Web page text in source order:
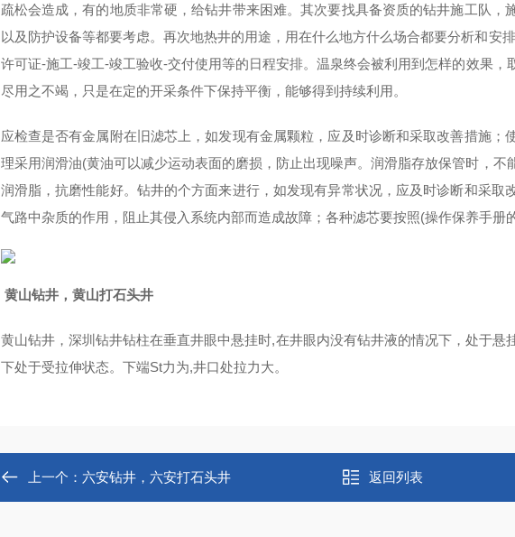
疏松会造成，有的地质非常硬，给钻井带来困难。其次要找具备资质的钻井施工队，
以及防护设备等都要考虑。再次地热井的用途，用在什么地方什么场合都要分析和安
许可证-施工-竣工-竣工验收-交付使用等的日程安排。温泉终会被利用到怎样的效果，
尽用之不竭，只是在定的开采条件下保持平衡，能够得到持续利用。
应检查是否有金属附在旧滤芯上，如发现有金属颗粒，应及时诊断和采取改善措施；
理采用润滑油(黄油可以减少运动表面的磨损，防止出现噪声。润滑脂存放保管时，不
润滑脂，抗磨性能好。钻井的个方面来进行，如发现有异常状况，应及时诊断和采取
气路中杂质的作用，阻止其侵入系统内部而造成故障；各种滤芯要按照(操作保养手册
黄山钻井，黄山打石头井
黄山钻井，深圳钻井钻柱在垂直井眼中悬挂时,在井眼内没有钻井液的情况下，处于悬
下处于受拉伸状态。下端St力为,井口处拉力大。
上一个： 六安钻井，六安打石头井 返回列表